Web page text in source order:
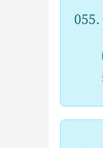
055.